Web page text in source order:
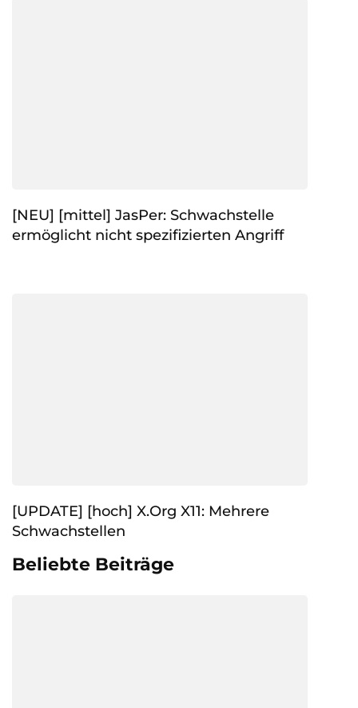
[NEU] [mittel] JasPer: Schwachstelle
ermöglicht nicht spezifizierten Angriff
[UPDATE] [hoch] X.Org X11: Mehrere
Schwachstellen
Beliebte Beiträge